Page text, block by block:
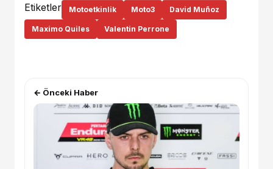
Etiketler Motoetkinlik Moto3 David Muñoz
Maximo Quiles Valentin Perrone
← Önceki Haber